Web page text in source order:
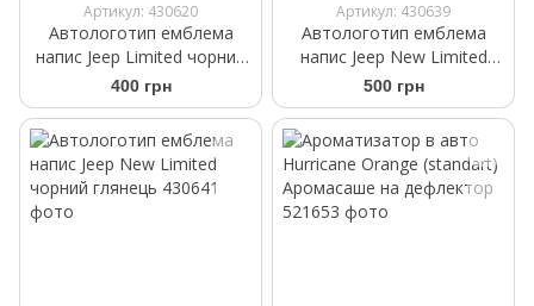
Артикул: 430620
Автологотип емблема
напис Jeep Limited чорний
глянець
400 грн
Артикул: 430639
Автологотип емблема
напис Jeep New Limited
чорний глянець
500 грн